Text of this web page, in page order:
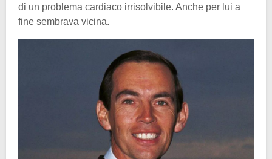
di un problema cardiaco irrisolvibile. Anche per lui a
fine sembrava vicina.